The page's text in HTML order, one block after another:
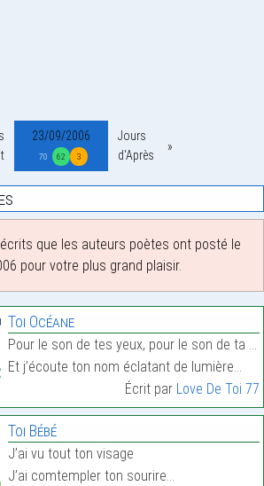
23/09/2006
70 62 3
Jours
d'Après
que les auteurs poètes ont posté le
pour votre plus grand plaisir.
Toi Océane
Pour le son de tes yeux, pour le son de ta voix
Et j’écoute ton nom éclatant de lumière…
Écrit par Love De Toi 77
Toi Bébé
J’ai vu tout ton visage
J’ai comtempler ton sourire…